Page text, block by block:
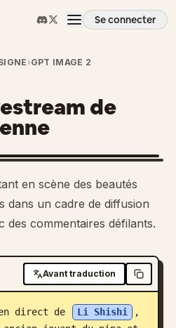
Se connecter
›GPT IMAGE 2
de
en scène des beautés
dans un cadre de diffusion
des commentaires défilants.
Avant traduction
direct de Li Shishi
,